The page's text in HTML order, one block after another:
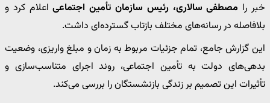
خبر را مصطفی سالاری، رئیس سازمان تأمین اجتماعیاعلام کرد و
بلافاصله در رسانه‌های مختلف بازتاب گسترده‌ای داشت.
این گزارش جامع، تمام جزئیات مربوط به زمان و مبلغ واریزی، وضعیت
بدهی‌های دولت به تأمین اجتماعی، روند اجرای متناسب‌سازی و
تأثیرات این تصمیم بر زندگی بازنشستگان را بررسی می‌کند.